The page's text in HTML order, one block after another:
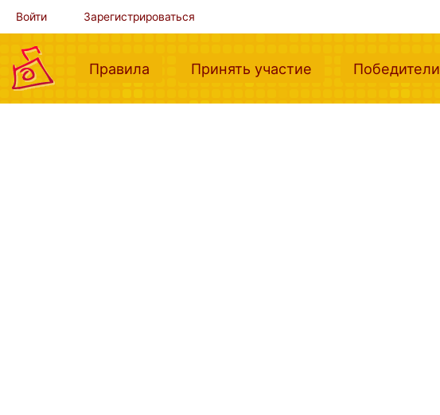
Войти Зарегистрироваться
Правила (current)Принять участие (current)Победители